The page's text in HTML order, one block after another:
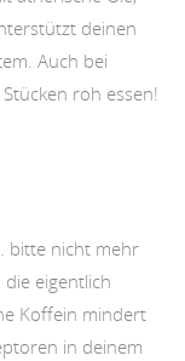
deinen
Auch bei
roh essen!
bitte nicht mehr
die eigentlich
Koffein mindert
in deinem